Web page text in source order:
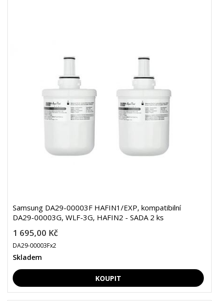
Samsung DA29-00003F HAFIN1/EXP, kompatibilní
DA29-00003G, WLF-3G, HAFIN2 - SADA 2 ks
1 695,00 Kč
DA29-00003Fx2
Skladem